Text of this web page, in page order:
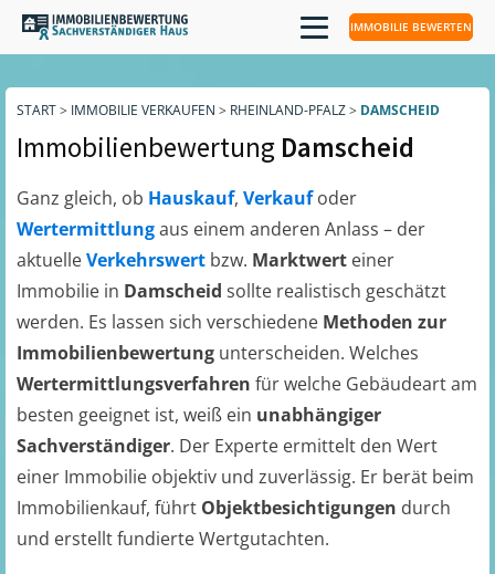
IMMOBILIE BEWERTEN
START> IMMOBILIE VERKAUFEN > RHEINLAND-PFALZ> DAMSCHEID
Immobilienbewertung Damscheid
Ganz gleich, ob Hauskauf, Verkaufoder
Wertermittlungaus einem anderen Anlass – der
aktuelleVerkehrswert bzw. Marktwert einer
Immobilie in Damscheid sollte realistisch geschätzt
werden. Es lassen sich verschiedene Methoden zur
Immobilienbewertung unterscheiden. Welches
Wertermittlungsverfahren für welche Gebäudeart am
besten geeignet ist, weiß ein unabhängiger
Sachverständiger. Der Experte ermittelt den Wert
einer Immobilie objektiv und zuverlässig. Er berät beim
Immobilienkauf, führt Objektbesichtigungen durch
und erstellt fundierte Wertgutachten.